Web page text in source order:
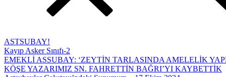
ASTSUBAY!
Kayıp Asker Sınıfı-2
EMEKLİ ASSUBAY: ‘ZEYTİN TARLASINDA AMELELİK
KÖŞE YAZARIMIZ SN. FAHRETTİN BAĞRI’YI KAYBETTİK